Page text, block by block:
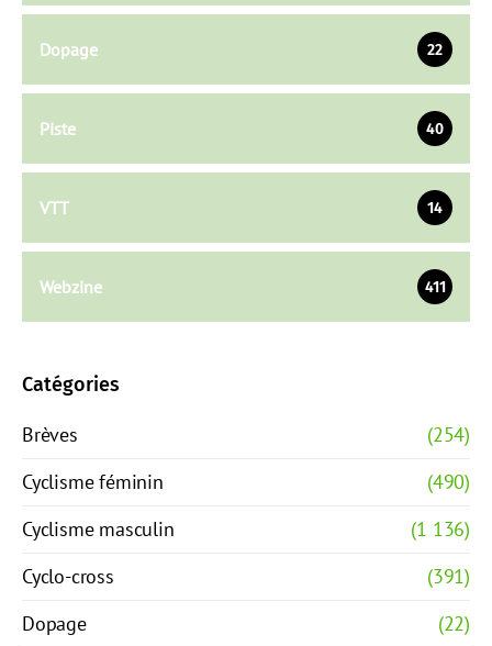
Dopage 22
Piste 40
VTT 14
Webzine 411
Catégories
Brèves
(254)
Cyclisme féminin
(490)
Cyclisme masculin
(1 136)
Cyclo-cross
(391)
Dopage
(22)